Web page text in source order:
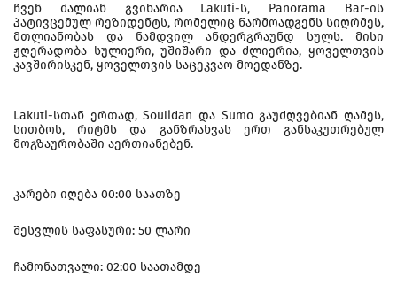
ჩვენ ძალიან გვიხარია Lakuti-ს, Panorama Bar-ის
პატივცემულ რეზიდენტს, რომელიც წარმოადგენს სიღრმეს,
მთლიანობას და ნამდვილ ანდერგრაუნდ სულს. მისი
ჟღერადობა სულიერი, უშიშარი და ძლიერია, ყოველთვის
კავშირისკენ, ყოველთვის საცეკვაო მოედანზე.
Lakuti-სთან ერთად, Soulidan და Sumo გაუძღვებიან ღამეს,
სითბოს, რიტმს და განზრახვას ერთ განსაკუთრებულ
მოგზაურობაში აერთიანებენ.
კარები იღება 00:00 საათზე
შესვლის საფასური: 50 ლარი
ჩამონათვალი: 02:00 საათამდე